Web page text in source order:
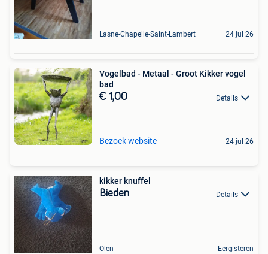
Lasne-Chapelle-Saint-Lambert 24 jul 26
Vogelbad - Metaal - Groot Kikker vogel
bad
€ 1,00 Details
Bezoek website 24 jul 26
kikker knuffel
Bieden Details
Olen Eergisteren